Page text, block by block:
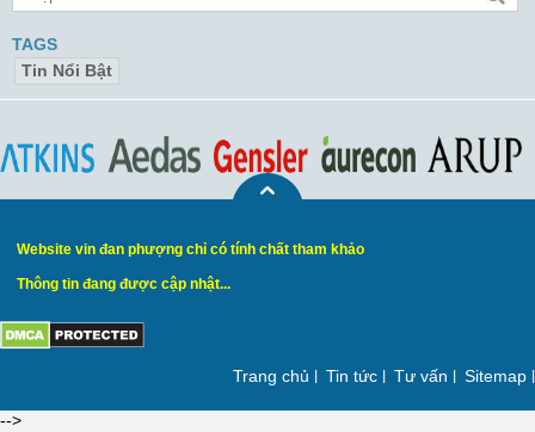
TAGS
Tin Nổi Bật
Website vin đan phượng chỉ có tính chất tham khảo
Thông tin đang được cập nhật...
Trang chủ Tin tức Tư vấn Sitemap
-->